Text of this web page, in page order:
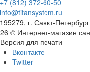
+7 (812) 372-60-50
info@titansystem.ru
195279, г. Санкт-
© Интернет-магазин
Версия для печати
Вконтакте
Twitter